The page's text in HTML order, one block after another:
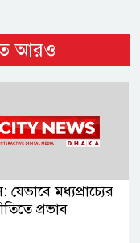
আরও
যেভাবে মধ্যপ্রাচ্যের
প্রভাব